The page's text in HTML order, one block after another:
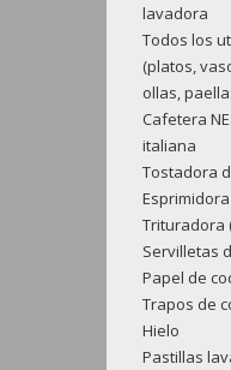
lavadora
Todos los
(platos,
ollas,
Cafetera
italiana
Tostadora
Trituradora
Servilletas
Papel de
Trapos de
Hielo
Pastillas